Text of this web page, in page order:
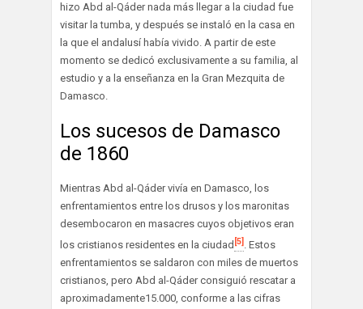
hizo Abd al-Qáder nada más llegar a la ciudad fue
visitar la tumba, y después se instaló en la casa en
la que el andalusí había vivido. A partir de este
momento se dedicó exclusivamente a su familia, al
estudio y a la enseñanza en la Gran Mezquita de
Damasco.
Los sucesos de Damasco
de 1860
Mientras Abd al-Qáder vivía en Damasco, los
enfrentamientos entre los drusos y los maronitas
desembocaron en masacres cuyos objetivos eran
los cristianos residentes en la ciudad [5] . Estos
enfrentamientos se saldaron con miles de muertos
cristianos, pero Abd al-Qáder consiguió rescatar a
aproximadamente15.000, conforme a las cifras